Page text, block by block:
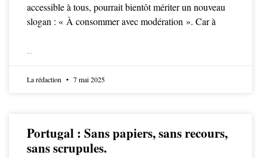
accessible à tous, pourrait bientôt mériter un nouveau
slogan : « À consommer avec modération ». Car à
La rédaction 7 mai 2025
Portugal : Sans papiers, sans recours,
sans scrupules.